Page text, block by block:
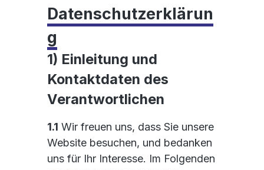
Datenschutzerklärun
g
1) Einleitung und
Kontaktdaten des
Verantwortlichen
1.1 Wir freuen uns, dass Sie unsere
Website besuchen, und bedanken
uns für Ihr Interesse. Im Folgenden